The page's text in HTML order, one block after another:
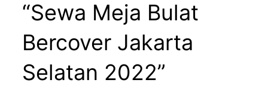
“Sewa Meja Bulat
Bercover Jakarta
Selatan 2022”